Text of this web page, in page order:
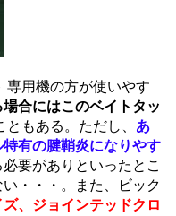
専用機の方が使いやす
合にはこのベイトタッ
ともある。ただし、 あ
有の腱鞘炎になりやす
要がありといったとこ
・・・。また、ビック
、ジョインテッドクロ